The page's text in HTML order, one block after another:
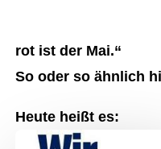
rot ist der Mai.“
So oder so ähnlich
Heute heißt es: